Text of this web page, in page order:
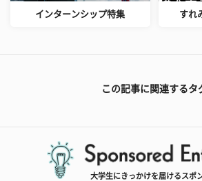
インターンシップ特集 すれ
この記事に関連するタ
大学生にきっかけを届けるスポ